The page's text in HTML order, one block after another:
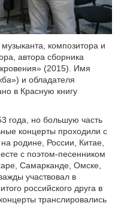
композитора и
автора сборника
(2015). Имя
и обладателя
в Красную книгу
года, но большую часть
концерты проходили с
родине, России, Китае,
с поэтом-песенником
Самарканде, Омске,
участвовал в
российского друга в
транслировались